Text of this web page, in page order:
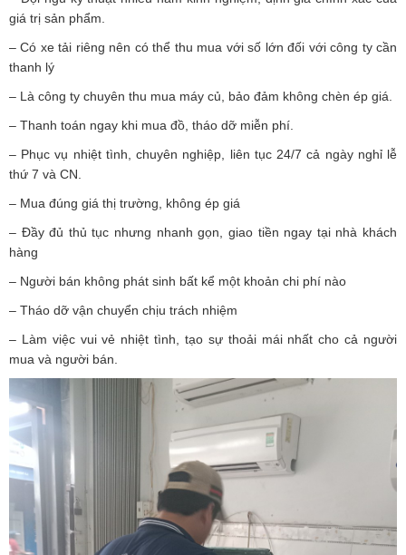
giá trị sản phẩm.
– Có xe tải riêng nên có thể thu mua với số lớn đối với công ty cần
thanh lý
– Là công ty chuyên thu mua máy củ, bảo đảm không chèn ép giá.
– Thanh toán ngay khi mua đồ, tháo dỡ miễn phí.
– Phục vụ nhiệt tình, chuyên nghiệp, liên tục 24/7 cả ngày nghỉ lễ
thứ 7 và CN.
– Mua đúng giá thị trường, không ép giá
– Đầy đủ thủ tục nhưng nhanh gọn, giao tiền ngay tại nhà khách
hàng
– Người bán không phát sinh bất kể một khoản chi phí nào
– Tháo dỡ vận chuyển chịu trách nhiệm
– Làm việc vui vẻ nhiệt tình, tạo sự thoải mái nhất cho cả người
mua và người bán.